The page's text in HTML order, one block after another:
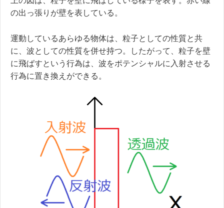
の出っ張りが壁を表している。
運動しているあらゆる物体は、粒子としての性質と共
に、波としての性質を併せ持つ。したがって、粒子を壁
に飛ばすという行為は、波をポテンシャルに入射させる
行為に置き換えができる。